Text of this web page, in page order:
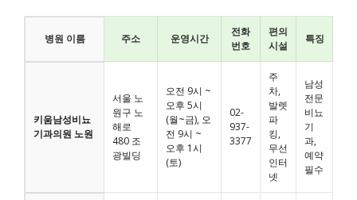
병원 이름 주소 운영시간
전화
번호
편의
시설
특징
키움남성비뇨
기과의원 노원
서울 노
원구 노
해로
480 조
광빌딩
오전 9시 ~
오후 5시
(월~금), 오
전 9시 ~
오후 1시
(토)
02-
937-
3377
주
차,
발렛
파
킹,
무선
인터
넷
남성
전문
비뇨
기
과,
예약
필수